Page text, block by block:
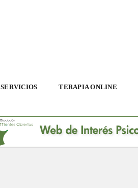
SERVICIOS TERAPIA ONLINE